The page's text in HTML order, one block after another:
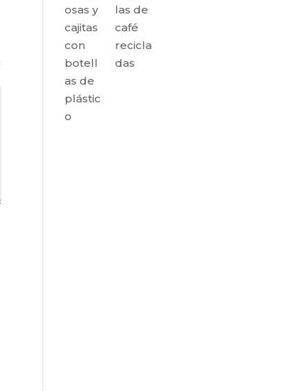
osas y
cajitas
con
botell
as de
plástic
o
las de
café
recicla
das